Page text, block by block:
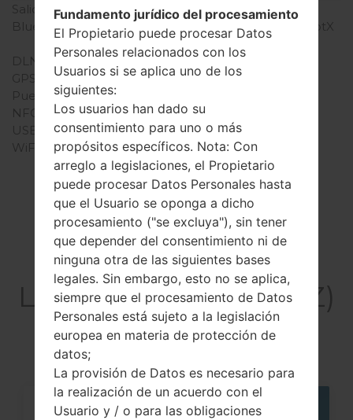
Salida de audio
3.5mm jack
Bluetooth
versión 4.2, A2DP, LE, aptX
HD
DLNA
Sí
GPS
A-GPS, GLONASS, BDS
Puerto infrarrojo
NFC
Sí
USB
USB 3.0, Type-C
WiFi
Wi-Fi 802.11 a/b/g/n/ac,
dual-band, Wi-Fi Direct,
hotspot
Artículos
LGUS992Z(LGUS992Z)
akaLG G5
Fundamento jurídico del procesamiento
El Propietario puede procesar Datos
Personales relacionados con los
Usuarios si se aplica uno de los
siguientes:
Los usuarios han dado su
consentimiento para uno o más
propósitos específicos. Nota: Con
arreglo a legislaciones, el Propietario
puede procesar Datos Personales hasta
que el Usuario se oponga a dicho
procesamiento ("se excluya"), sin tener
que depender del consentimiento ni de
ninguna otra de las siguientes bases
legales. Sin embargo, esto no se aplica,
siempre que el procesamiento de Datos
Personales está sujeto a la legislación
europea en materia de protección de
datos;
La provisión de Datos es necesario para
la realización de un acuerdo con el
Usuario y / o para las obligaciones